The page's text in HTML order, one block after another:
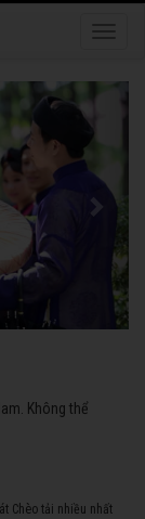
Không thể
Chèo tải nhiều nhất